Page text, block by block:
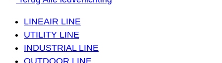
LINEAIR LINE
UTILITY LINE
INDUSTRIAL LINE
OUTDOOR LINE